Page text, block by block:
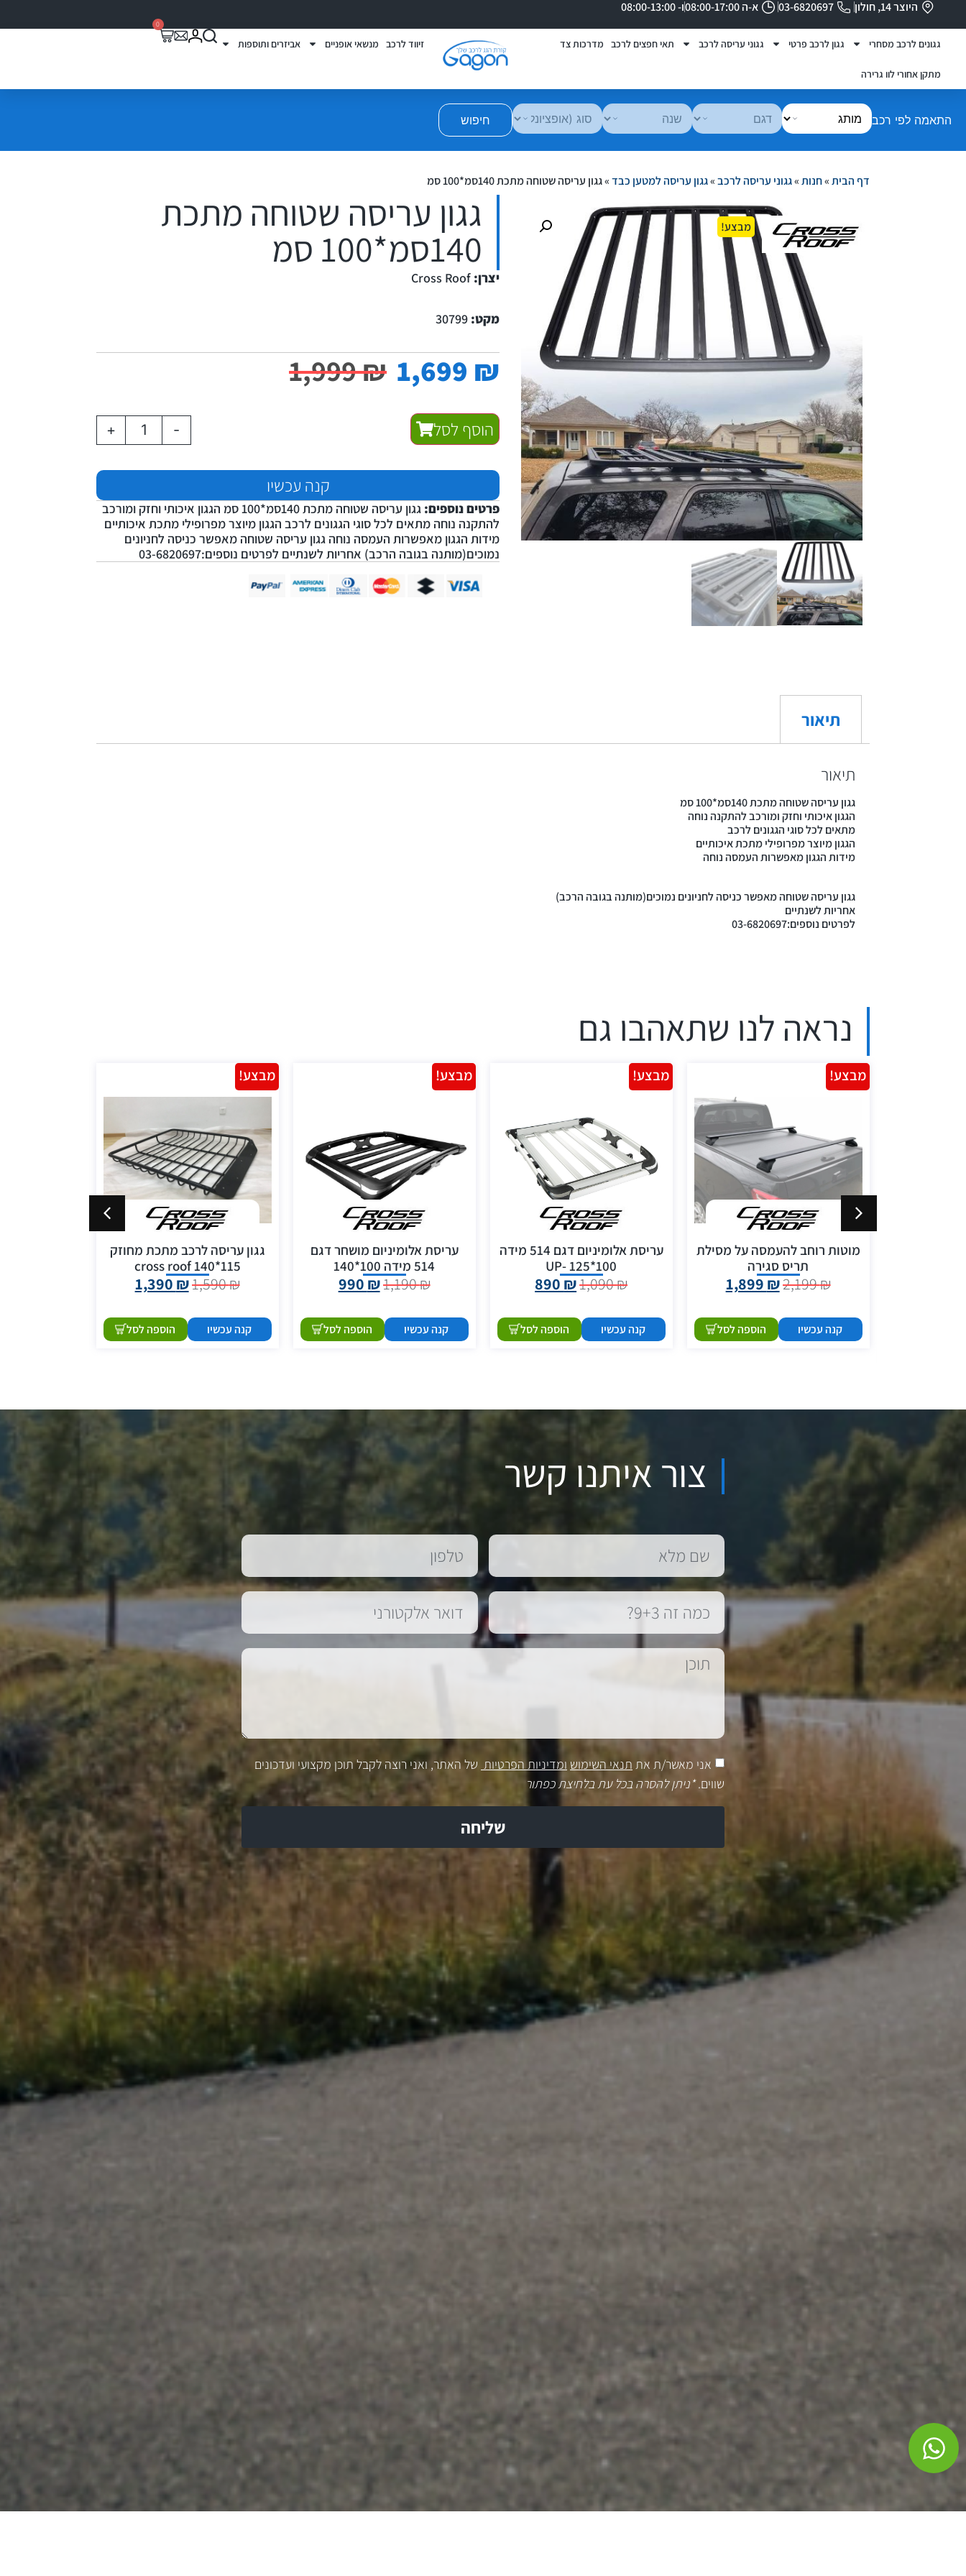
היוצר 14, חולון 03-6820697 א-ה 08:00-17:00 ו- 08:00-13:00
גגונים לרכב מסחרי גגון לרכב פרטי גגוני עריסה לרכב תאי חפצים לרכב מדרכות צד
מתקן אחורי לוו גרירה
זיווד לרכב מנשאי אופניים אביזרים ותוספות
0
התאמה לפי רכב חיפוש
דף הבית»חנות»גגוני עריסה לרכב»גגון עריסה למטען כבד»גגון עריסה שטוחה מתכת 140סמ*100 סמ
מבצע! גגון עריסה שטוחה מתכת
140סמ*100 סמ
יצרן: Cross Roof
מקט: 30799
1,999₪ 1,699 ₪
-
+ הוסף לסל
קנה עכשיו
פרטים נוספים:
גגון עריסה שטוחה מתכת 140סמ*100 סמ הגגון איכותי וחזק ומורכב
להתקנה נוחה מתאים לכל סוגי הגגונים לרכב הגגון מיוצר מפרופילי מתכת איכותיים
מידות הגגון מאפשרות העמסה נוחה גגון עריסה שטוחה מאפשר כניסה לחניונים
נמוכים(מותנה בגובה הרכב) אחריות לשנתיים לפרטים נוספים:03-6820697
תיאור
תיאור
גגון עריסה שטוחה מתכת 140סמ*100 סמ
הגגון איכותי וחזק ומורכב להתקנה נוחה
מתאים לכל סוגי הגגונים לרכב
הגגון מיוצר מפרופילי מתכת איכותיים
מידות הגגון מאפשרות העמסה נוחה
גגון עריסה שטוחה מאפשר כניסה לחניונים נמוכים(מותנה בגובה הרכב)
אחריות לשנתיים
לפרטים נוספים:03-6820697
נראה לנו שתאהבו גם
מוטות רוחב להעמסה על מסילת
תריס סגירה
2,199₪
1,899 ₪
קנה עכשיו הוספה לסל
מבצע!
עריסת אלומיניום דגם 514 מידה
100*125 -UP
1,090₪
890 ₪
קנה עכשיו הוספה לסל
מבצע!
עריסת אלומיניום מושחר דגם
514 מידה 100*140
1,190₪
990 ₪
קנה עכשיו הוספה לסל
מבצע!
גגון עריסה לרכב מתכת מחוזק
115*140 cross roof
1,590₪
1,390 ₪
קנה עכשיו הוספה לסל
מבצע!
צור איתנו קשר
אני מאשר/ת את תנאי השימוש ומדיניות הפרטיות של האתר, ואני רוצה לקבל תוכן מקצועי ועדכונים
שווים.*ניתן להסרה בכל עת בלחיצת כפתור
שליחה